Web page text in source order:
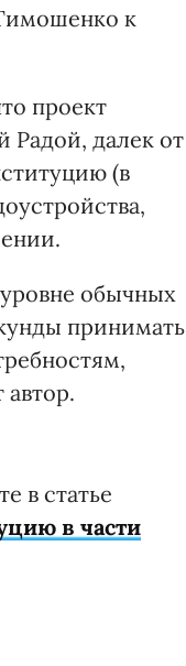
к
проект
Радой, далек от
(в
обычных
принимать
в статье
в части